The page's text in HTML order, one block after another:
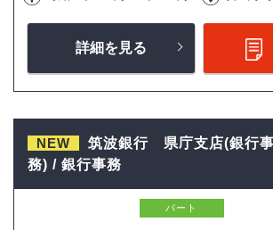
詳細を見る
NEW
筑波銀行 県庁支店(銀行
務) / 銀行事務
パート